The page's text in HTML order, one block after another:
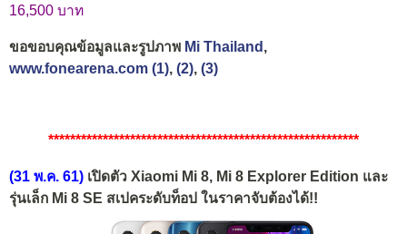
16,500 บาท
ขอขอบคุณข้อมูลและรูปภาพ Mi Thailand ,
www.fonearena.com (1), (2), (3)
*********************************************************
(31 พ.ค. 61) เปิดตัว Xiaomi Mi 8, Mi 8 Explorer Edition และ
รุ่นเล็ก Mi 8 SE สเปคระดับท็อป ในราคาจับต้องได้!!